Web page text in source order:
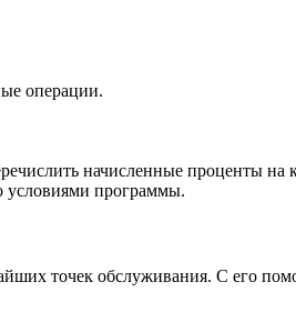
операции.
начисленные проценты на
условиями программы.
точек обслуживания. С его